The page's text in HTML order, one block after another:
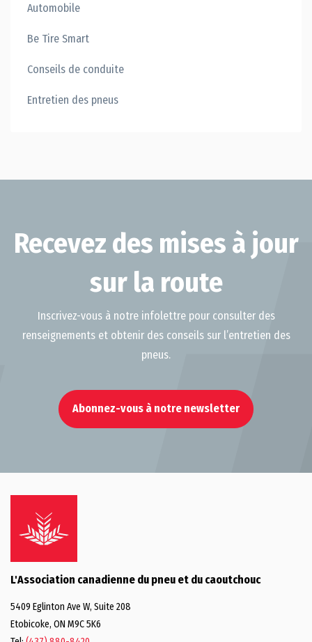
Automobile
Be Tire Smart
Conseils de conduite
Entretien des pneus
Recevez des mises à jour
sur la route
Inscrivez-vous à notre infolettre pour consulter des
renseignements et obtenir des conseils sur l’entretien des
pneus.
Abonnez-vous à notre newsletter
L'Association canadienne du pneu et du caoutchouc
5409 Eglinton Ave W, Suite 208
Etobicoke, ON M9C 5K6